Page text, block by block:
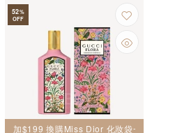
52%
OFF
加$199 換購Miss Dior 化妝袋一個